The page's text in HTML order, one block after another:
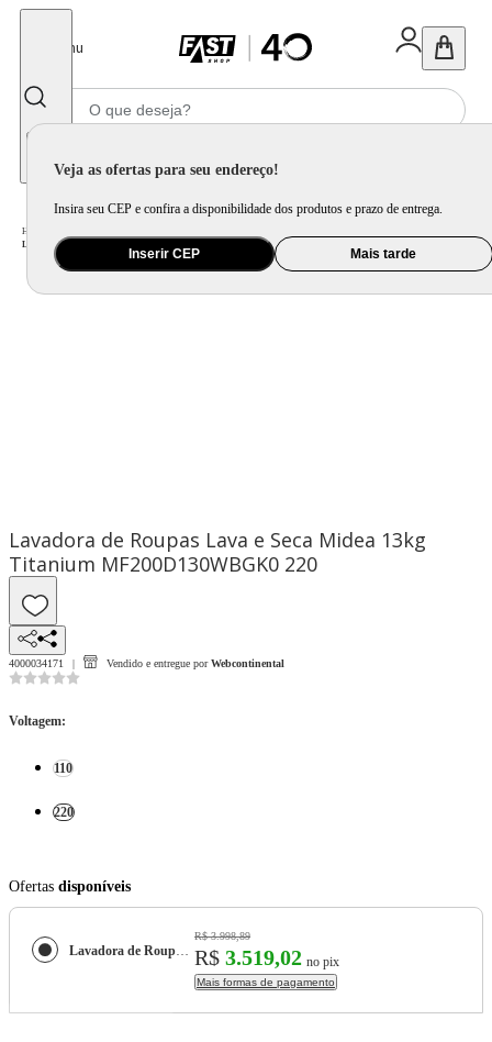
Menu
Veja as ofertas para seu endereço!
Insira seu CEP e confira a disponibilidade dos produtos e prazo de entrega.
Inserir CEP Mais tarde
Home
Lavadora de Roupas Lava e Seca Midea 13kg Titanium MF200D130WBGK0
Lavadora de Roupas Lava e Seca Midea 13kg
Titanium MF200D130WBGK0 220
4000034171 Vendido e entregue por Webcontinental
Voltagem:
110
220
Ofertas disponíveis
Lavadora de Roupas Lava e Seca Midea 13kg Titanium MF200D130WBGK0
R$ 3.998,89
R$ 3.519,02 no pix
Mais formas de pagamento